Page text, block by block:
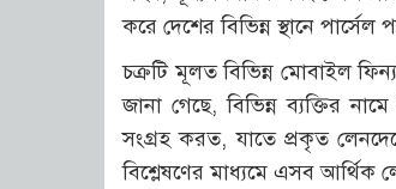
করে দেশের বিভিন্ন স্থানে পার্সেল
চক্রটি মূলত বিভিন্ন মোবাইল
জানা গেছে, বিভিন্ন ব্যক্তির
সংগ্রহ করত, যাতে প্রকৃত
বিশ্লেষণের মাধ্যমে এসব আর্থিক